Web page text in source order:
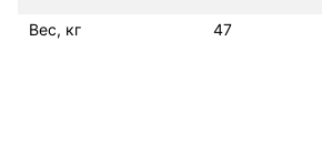
Вес, кг 47